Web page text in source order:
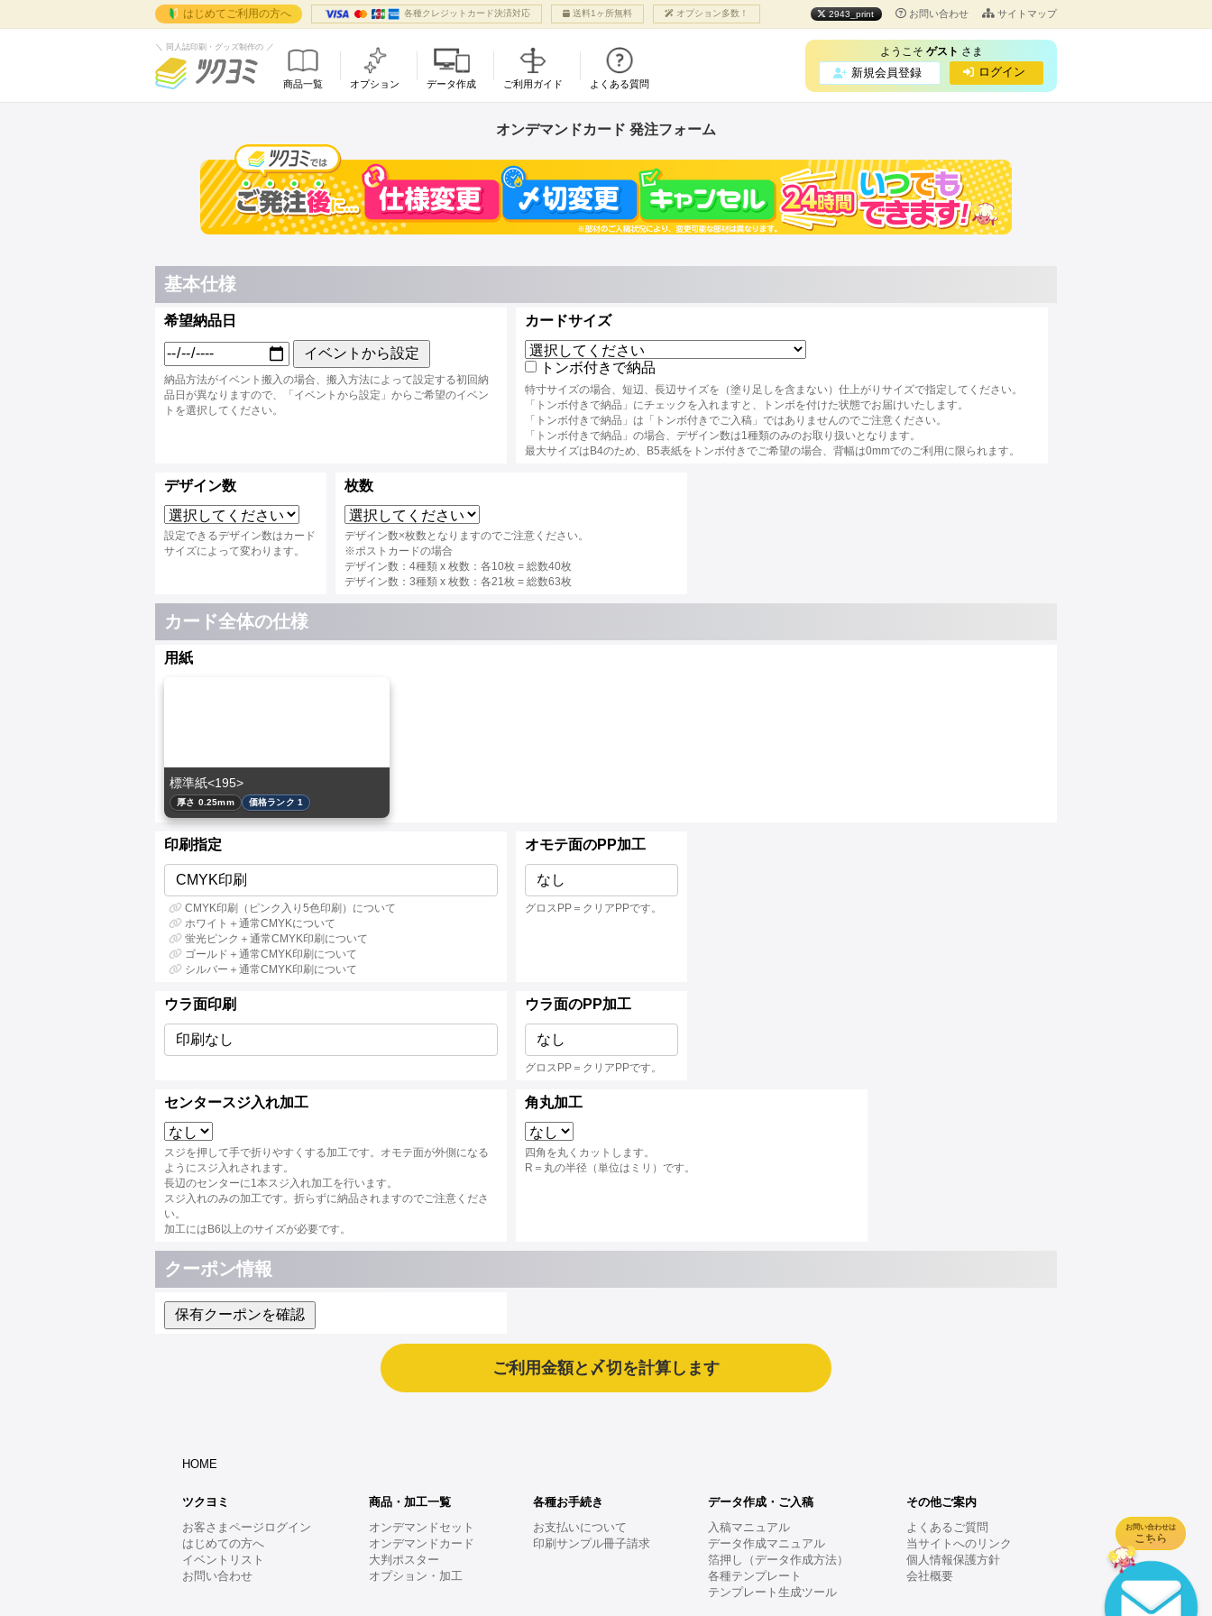
はじめてご利用の方へ 各種クレジットカード決済対応 送料1ヶ所無料 オプション多数！ 2943_print お問い合わせ サイトマップ
＼ 同人誌印刷・グッズ制作の ／
商品一覧
オンデマンドセット
ツクヨミの同人誌は1つ
で完結！
シンプルにも、オプシ
ョンでカスタムもなん
でもできちゃうよ
グッズ商品
名刺サイズ〜B4サイズ
まで！自由に仕上がり
サイズが選べます。
大判ポスター NEW!
オプション
箔押し加工
グロス・マットPP
ベルベットPP
ホログラムPP
NEW!
角丸加工
特色 蛍光ピンク
特色 ゴールド
特色 シルバー
特色 ホワイト
小口染め
NEW!
データ作成
データ作成マニュアル
テンプレート
箔押し（データ作成方法）
特殊紙を使う際の注意
ご利用ガイド
お客さまページ登録・ログイン
お取引の流れ
ツクヨミポイント・カブ
ツクヨミブログ
よくあるご質問
各種お手続き
ご入稿について
サンプル冊子請求
イベントリスト
イベント支援申し込み
支援イベント一覧
免責事項
個人情報保護方針
特定商法取引に基づく表示
会社概要
よくある質問
ようこそ ゲスト さま
新規会員登録 ログイン
オンデマンドカード 発注フォーム
基本仕様
希望納品日
イベントから設定
納品方法がイベント搬入の場合、搬入方法によって設定する初回納
品日が異なりますので、「イベントから設定」からご希望のイベン
トを選択してください。
カードサイズ
トンボ付きで納品
特寸サイズの場合、短辺、長辺サイズを（塗り足しを含まない）仕上がりサイズで指定してください。
「トンボ付きで納品」にチェックを入れますと、トンボを付けた状態でお届けいたします。
「トンボ付きで納品」は「トンボ付きでご入稿」ではありませんのでご注意ください。
「トンボ付きで納品」の場合、デザイン数は1種類のみのお取り扱いとなります。
最大サイズはB4のため、B5表紙をトンボ付きでご希望の場合、背幅は0mmでのご利用に限られます。
デザイン数
設定できるデザイン数はカード
サイズによって変わります。
枚数
デザイン数×枚数となりますのでご注意ください。
※ポストカードの場合
デザイン数：4種類 x 枚数：各10枚 = 総数40枚
デザイン数：3種類 x 枚数：各21枚 = 総数63枚
カード全体の仕様
用紙
標準紙<195>
厚さ 0.25mm 価格ランク 1
印刷指定
CMYK印刷
CMYK印刷（ピンク入り5色印刷）について
ホワイト＋通常CMYKについて
蛍光ピンク＋通常CMYK印刷について
ゴールド＋通常CMYK印刷について
シルバー＋通常CMYK印刷について
オモテ面のPP加工
なし
グロスPP＝クリアPPです。
ウラ面印刷
印刷なし
ウラ面のPP加工
なし
グロスPP＝クリアPPです。
センタースジ入れ加工
スジを押して手で折りやすくする加工です。オモテ面が外側になる
ようにスジ入れされます。
長辺のセンターに1本スジ入れ加工を行います。
スジ入れのみの加工です。折らずに納品されますのでご注意くださ
い。
加工にはB6以上のサイズが必要です。
角丸加工
四角を丸くカットします。
R＝丸の半径（単位はミリ）です。
クーポン情報
保有クーポンを確認
HOME
ツクヨミ
お客さまページログイン
はじめての方へ
イベントリスト
お問い合わせ
商品・加工一覧
オンデマンドセット
オンデマンドカード
大判ポスター
オプション・加工
各種お手続き
お支払いについて
印刷サンプル冊子請求
データ作成・ご入稿
入稿マニュアル
データ作成マニュアル
箔押し（データ作成方法）
各種テンプレート
テンプレート生成ツール
その他ご案内
よくあるご質問
当サイトへのリンク
個人情報保護方針
会社概要
お問い合わせは
こちら